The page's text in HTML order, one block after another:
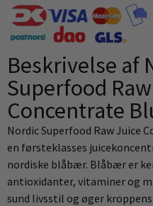
Beskrivelse af
Superfood
Concentrate
Nordic Superfood Raw Juice
en førsteklasses
nordiske blåbær. Blåbær er
antioxidanter, vitaminer og
sund livsstil og øger